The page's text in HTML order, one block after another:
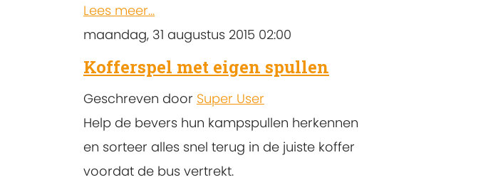
Lees meer...
maandag, 31 augustus 2015 02:00
Kofferspel met eigen spullen
Geschreven door Super User
Help de bevers hun kampspullen herkennen
en sorteer alles snel terug in de juiste koffer
voordat de bus vertrekt.